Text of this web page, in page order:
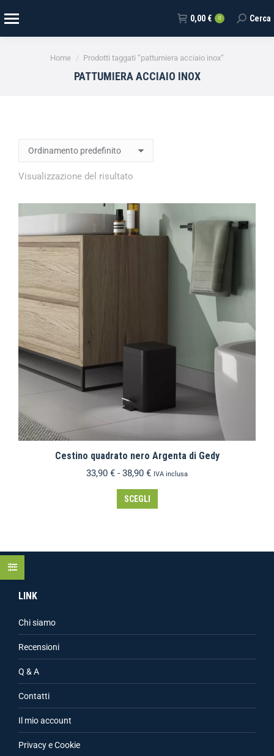
0,00 € 0 Cerca
Tu sei qui:
Home Prodotti taggati “pattumiera acciaio inox”
PATTUMIERA ACCIAIO INOX
Visualizzazione del risultato
Cestino quadrato nero Argenta di Gedy
33,90 € - 38,90 € IVA inclusa
SCEGLI
LINK
Chi siamo
Recensioni
Q & A
Contatti
Il mio account
Privacy e Cookie